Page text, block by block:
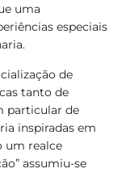
uma
especiais
de
tanto de
particular de
inspiradas em
um realce
assumiu-se